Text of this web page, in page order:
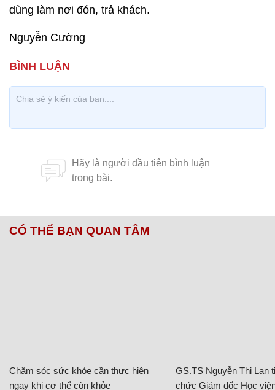
dùng làm nơi đón, trả khách.
Nguyễn Cường
CÓ THỂ BẠN QUAN TÂM
Chăm sóc sức khỏe cần thực hiện
ngay khi cơ thể còn khỏe
GS.TS Nguyễn Thị Lan
chức Giám đốc Học